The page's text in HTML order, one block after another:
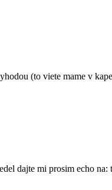
(to viete mame v
dajte mi prosim echo